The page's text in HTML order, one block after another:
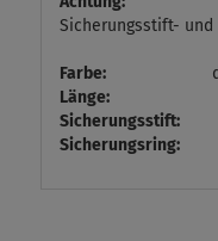
Sicherungsstift-
Farbe:
Länge:
Sicherungsstift:
Sicherungsring: